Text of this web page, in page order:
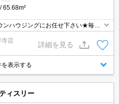
65.68m²
ハウジングにお任せ下さい★毎日
寺店
詳細を見る
表示する
ィスリー